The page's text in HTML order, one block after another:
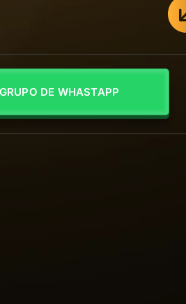
DE WHASTAPP